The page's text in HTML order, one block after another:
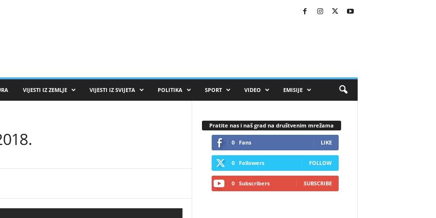
VIJESTI IZ ZEMLJE VIJESTI IZ SVIJETA POLITIKA SPORT VIDEO EMISIJE
Pratite nas i naš grad na društvenim mrežama
0 Fans LIKE
0 Followers FOLLOW
0 Subscribers SUBSCRIBE